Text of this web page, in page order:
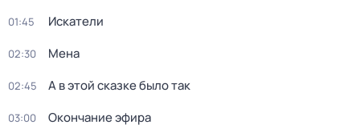
01:45 Искатели
02:30 Мена
02:45 А в этой сказке было так
03:00 Окончание эфира